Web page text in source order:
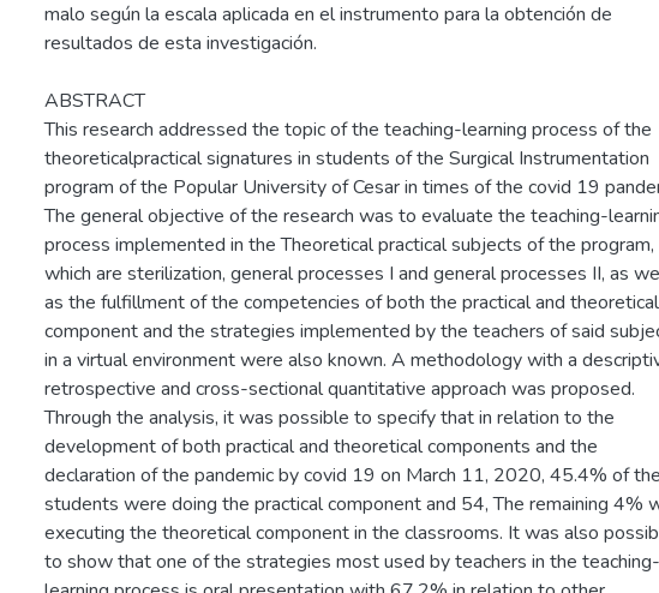
malo según la escala aplicada en el instrumento para la obtención de
resultados de esta investigación.
ABSTRACT
This research addressed the topic of the teaching-learning process of the
theoreticalpractical signatures in students of the Surgical Instrumentation
program of the Popular University of Cesar in times of the covid 19
The general objective of the research was to evaluate the teaching-
process implemented in the Theoretical practical subjects of the program,
which are sterilization, general processes I and general processes II, as
as the fulfillment of the competencies of both the practical and theoretical
component and the strategies implemented by the teachers of said
in a virtual environment were also known. A methodology with a
retrospective and cross-sectional quantitative approach was proposed.
Through the analysis, it was possible to specify that in relation to the
development of both practical and theoretical components and the
declaration of the pandemic by covid 19 on March 11, 2020, 45.4% of the
students were doing the practical component and 54, The remaining 4%
executing the theoretical component in the classrooms. It was also
to show that one of the strategies most used by teachers in the teaching-